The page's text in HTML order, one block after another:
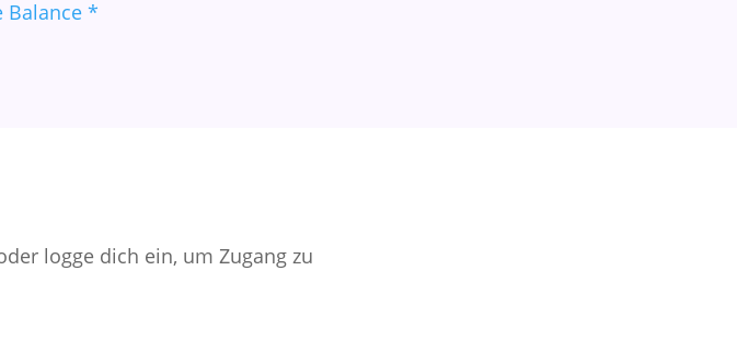
logge dich ein, um Zugang zu